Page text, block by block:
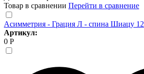
Товар в сравнении Перейти в сравнение
Асимметрия - Грация Л - спина Шиацу 12
Артикул:
0 Р